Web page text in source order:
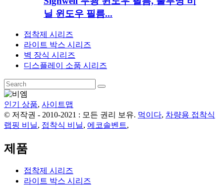
닐 윈도우 필름...
접착제 시리즈
라이트 박스 시리즈
벽 장식 시리즈
디스플레이 소품 시리즈
인기 상품, 사이트맵
© 저작권 - 2010-2021 : 모든 권리 보유. 먹이다, 차량용 접착식
랩핑 비닐, 접착식 비닐, 에코솔벤트,
제품
접착제 시리즈
라이트 박스 시리즈